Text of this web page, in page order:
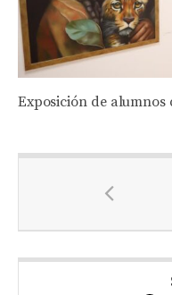
Exposición de alumnos